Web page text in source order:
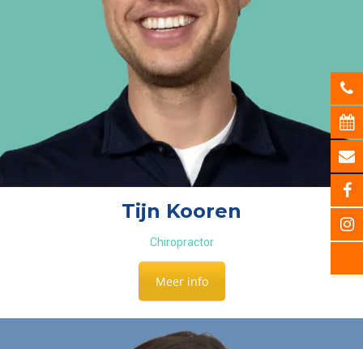
Tijn Kooren
Chiropractor
Meer info